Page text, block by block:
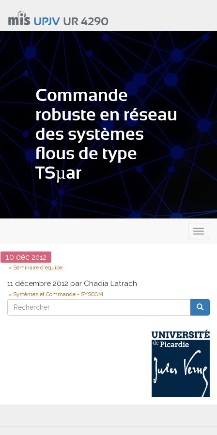
contenu
principal
UPJVUR 4290
Commande
robuste en réseau
des systèmes
flous de type
TSµar
Date
10 déc 2012
Type
Séminaire d'équipe
11 décembre 2012 par Chadia Latrach
Systèmes et Commande - SYSCOM
Rechercher
Rechercher